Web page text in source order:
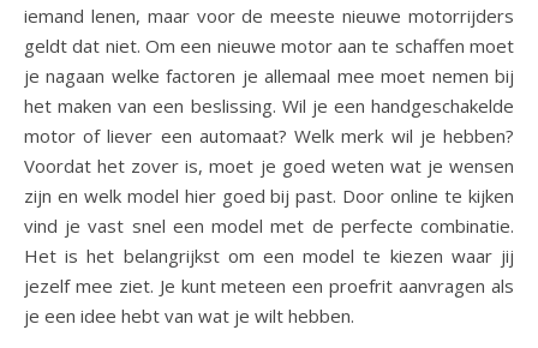
iemand lenen, maar voor de meeste nieuwe motorrijders
geldt dat niet. Om een nieuwe motor aan te schaffen moet
je nagaan welke factoren je allemaal mee moet nemen bij
het maken van een beslissing. Wil je een handgeschakelde
motor of liever een automaat? Welk merk wil je hebben?
Voordat het zover is, moet je goed weten wat je wensen
zijn en welk model hier goed bij past. Door online te kijken
vind je vast snel een model met de perfecte combinatie.
Het is het belangrijkst om een model te kiezen waar jij
jezelf mee ziet. Je kunt meteen een proefrit aanvragen als
je een idee hebt van wat je wilt hebben.